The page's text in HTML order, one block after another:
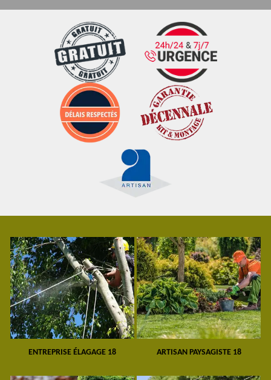
ENTREPRISE ÉLAGAGE 18 ARTISAN PAYSAGISTE 18